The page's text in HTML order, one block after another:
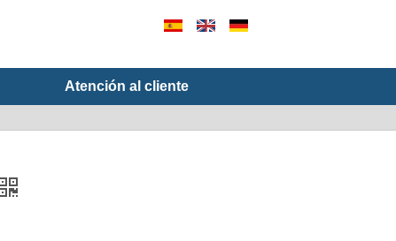
Atención al cliente